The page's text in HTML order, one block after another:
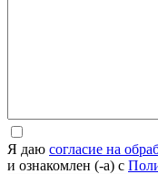
Я даю согласие на
и ознакомлен (-а) с